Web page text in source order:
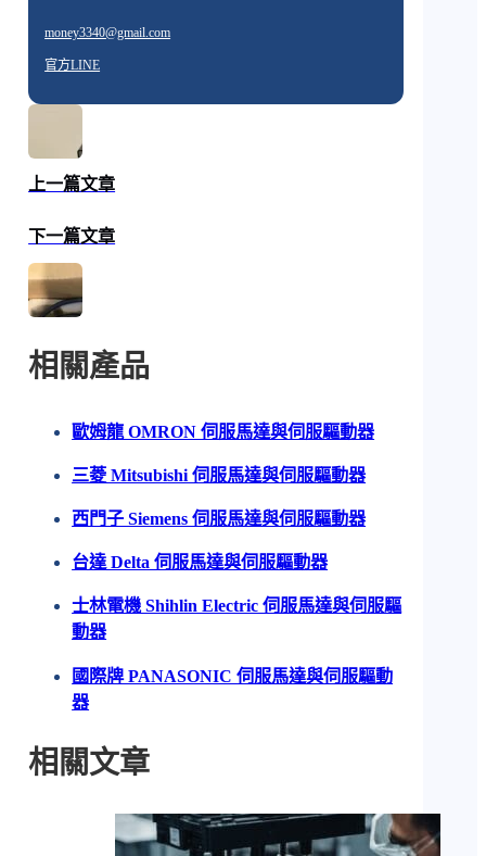
money3340@gmail.com
官方LINE
上一篇文章
下一篇文章
相關產品
歐姆龍 OMRON 伺服馬達與伺服驅動器
三菱 Mitsubishi 伺服馬達與伺服驅動器
西門子 Siemens 伺服馬達與伺服驅動器
台達 Delta 伺服馬達與伺服驅動器
士林電機 Shihlin Electric 伺服馬達與伺服驅
動器
國際牌 PANASONIC 伺服馬達與伺服驅動
器
相關文章